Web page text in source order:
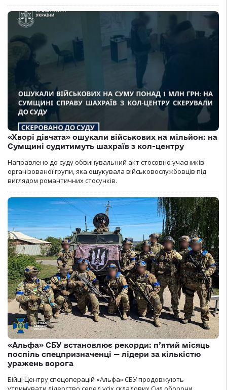
«Хворі дівчата» ошукали військових на мільйон: на
Сумщині судитимуть шахраїв з кол-центру
Направлено до суду обвинувальний акт стосовно учасників
організованої групи, яка ошукувала військовослужбовців під
виглядом романтичних стосунків.
«Альфа» СБУ встановлює рекорди: п’ятий місяць
поспіль спецпризначенці — лідери за кількістю
уражень ворога
Бійці Центру спецоперацій «Альфа» СБУ продовжують